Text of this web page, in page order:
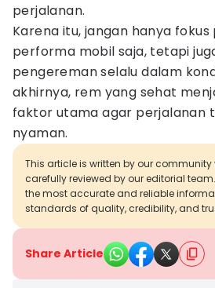
perjalanan.
Karena itu, jangan hanya
performa mobil saja, tetapi
pengereman selalu dalam
akhirnya, rem yang sehat
faktor utama agar perjalanan
nyaman.
This article is written by our
carefully reviewed by our editorial
the most accurate and reliable
standards of quality, credibility, and
Share Article